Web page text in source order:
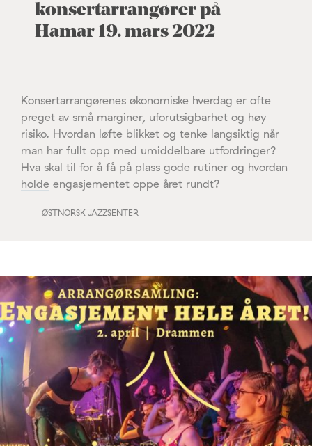
konsertarrangører på
Hamar 19. mars 2022
Konsertarrangørenes økonomiske hverdag er ofte
preget av små marginer, uforutsigbarhet og høy
risiko. Hvordan løfte blikket og tenke langsiktig når
man har fullt opp med umiddelbare utfordringer?
Hva skal til for å få på plass gode rutiner og hvordan
holde engasjementet oppe året rundt?
ØSTNORSK JAZZSENTER